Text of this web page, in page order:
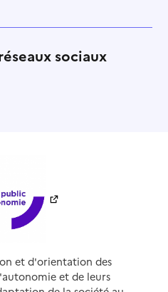
sociaux
et d'orientation des
et de leurs